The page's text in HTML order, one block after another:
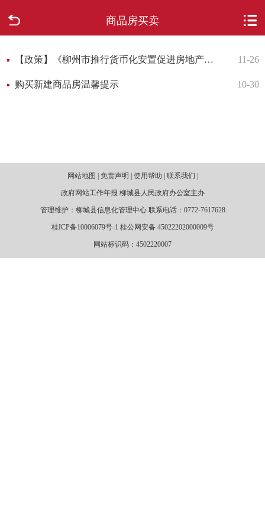
商品房买卖
走进柳城
新闻中心
【政策】《柳州市推行货币化安置促进房地产市场健康持续发展暂行办法》实施后评估报告 11-26
购买新建商品房温馨提示 10-30
网站地图 | 免责声明 | 使用帮助 | 联系我们 |
政府网站工作年报 柳城县人民政府办公室主办
管理维护：柳城县信息化管理中心 联系电话：0772-7617628
桂ICP备10006079号-1 桂公网安备 45022202000009号
网站标识码：4502220007